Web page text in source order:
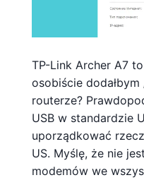
TP-Link Archer A7
osobiście
routerze?
USB w standardzie
uporządkować
US. Myślę, że nie
modemów we